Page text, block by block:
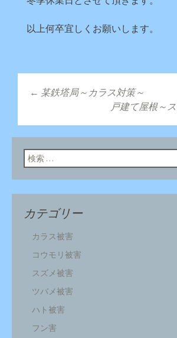
以上何卒宜しくお願いします。
投稿ナビゲ
ン
← 某鉄塔局～カラス対策～
戸建て屋根～
検索:
カテゴリー
カラス被害
コウモリ被害
スズメ被害
ツバメ被害
ハト被害
フン害